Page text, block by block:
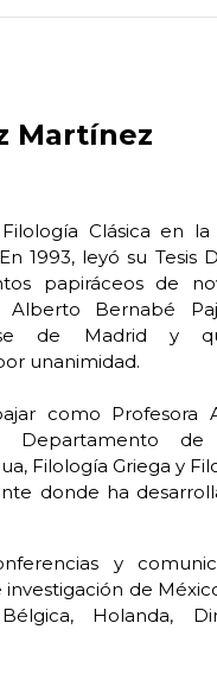
Martínez
Clásica en la
1993, leyó su Tesis
papiráceos de
Bernabé
de Madrid y
unanimidad.
como Profesora
de
Filología Griega y
donde ha
y
de
Holanda,